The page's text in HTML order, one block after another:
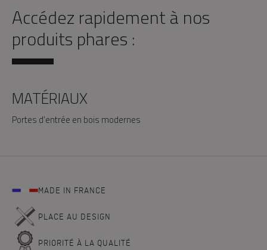
Accédez rapidement à nos
produits phares :
MATÉRIAUX
Portes d’entrée en bois modernes
MADE IN FRANCE
PLACE AU DESIGN
PRIORITÉ À LA QUALITÉ